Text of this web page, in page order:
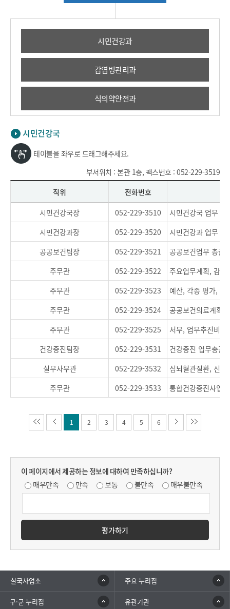
시민건강과
감염병관리과
식의약안전과
시민건강국
테이블을 좌우로 드래그해주세요.
부서위치 : 본관 1층, 팩스번호 : 052-229-3519
직위
전화번호
시민건강국장
052-229-3510
시민건강국 업무 총
시민건강과장
052-229-3520
시민건강과 업무 총
공공보건팀장
052-229-3521
공공보건업무 총괄
주무관
052-229-3522
주요업무계획, 감
주무관
052-229-3523
예산, 각종 평가, 주
주무관
052-229-3524
공공보건의료계획,
주무관
052-229-3525
서무, 업무추진비,
건강증진팀장
052-229-3531
건강증진 업무총괄
실무사무관
052-229-3532
심뇌혈관질환, 신
주무관
052-229-3533 통합건강증진사업,
1 2 3 4 5 6
이 페이지에서 제공하는 정보에 대하여 만족하십니까?
매우만족
만족 보통 불만족 매우불만족
평가하기
실국사업소 주요 누리집
구·군 누리집 유관기관